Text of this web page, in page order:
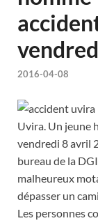
2016-04-08
Uvira. Un jeune
vendredi 8 avril
bureau de la
malheureux
dépasser un
Les personnes